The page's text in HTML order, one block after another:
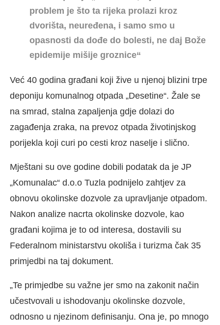
problem je što ta rijeka prolazi kroz
dvorišta, neuređena, i samo smo u
opasnosti da dođe do bolesti, ne daj Bože
epidemije mišije groznice“
Već 40 godina građani koji žive u njenoj blizini trpe
deponiju komunalnog otpada „Desetine“. Žale se
na smrad, stalna zapaljenja gdje dolazi do
zagađenja zraka, na prevoz otpada životinjskog
porijekla koji curi po cesti kroz naselje i slično.
Mještani su ove godine dobili podatak da je JP
„Komunalac“ d.o.o Tuzla podnijelo zahtjev za
obnovu okolinske dozvole za upravljanje otpadom.
Nakon analize nacrta okolinske dozvole, kao
građani kojima je to od interesa, dostavili su
Federalnom ministarstvu okoliša i turizma čak 35
primjedbi na taj dokument.
„Te primjedbe su važne jer smo na zakonit način
učestvovali u ishodovanju okolinske dozvole,
odnosno u njezinom definisanju. Ona je, po mnogo